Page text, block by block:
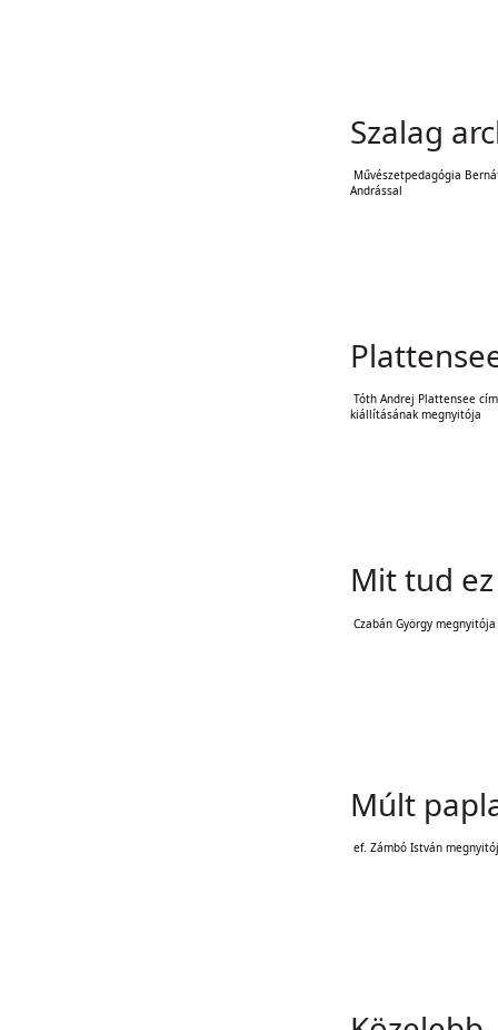
Szalag
Művészetpedagógia
Andrással
Tóth Andrej Plattensee
kiállításának megnyitója
Mit tud
Czabán György megnyitója
Múlt
ef. Zámbó István